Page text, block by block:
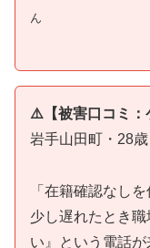
ん
⚠️【被害口コミ：
岩手山田町・28
「在籍確認なし
少し遅れたとき
い』という電話